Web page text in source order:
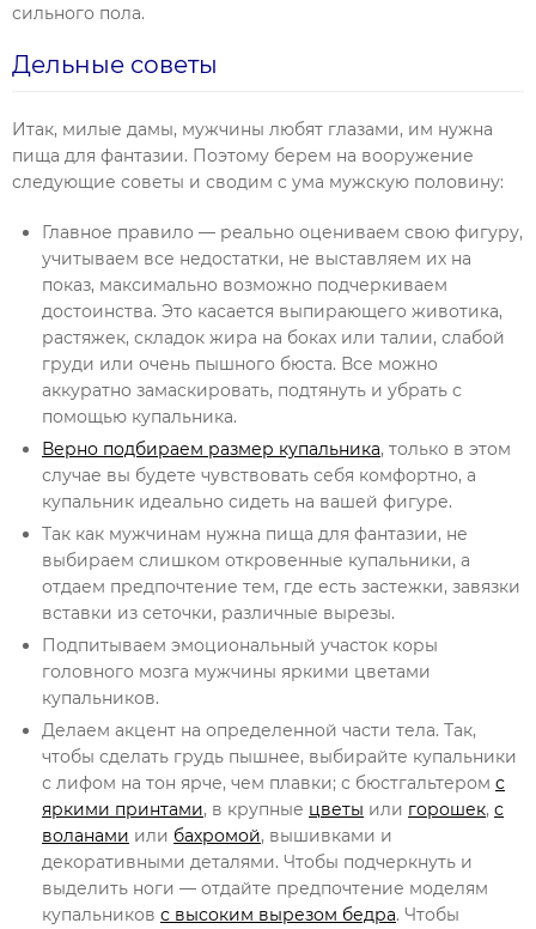
сильного пола.
Дельные советы
Итак, милые дамы, мужчины любят глазами, им нужна
пища для фантазии. Поэтому берем на вооружение
следующие советы и сводим с ума мужскую половину:
Главное правило — реально оцениваем свою фигуру,
учитываем все недостатки, не выставляем их на
показ, максимально возможно подчеркиваем
достоинства. Это касается выпирающего животика,
растяжек, складок жира на боках или талии, слабой
груди или очень пышного бюста. Все можно
аккуратно замаскировать, подтянуть и убрать с
помощью купальника.
Верно подбираем размер купальника, только в этом
случае вы будете чувствовать себя комфортно, а
купальник идеально сидеть на вашей фигуре.
Так как мужчинам нужна пища для фантазии, не
выбираем слишком откровенные купальники, а
отдаем предпочтение тем, где есть застежки, завязки
вставки из сеточки, различные вырезы.
Подпитываем эмоциональный участок коры
головного мозга мужчины яркими цветами
купальников.
Делаем акцент на определенной части тела. Так,
чтобы сделать грудь пышнее, выбирайте купальники
с лифом на тон ярче, чем плавки; с бюстгальтером с
яркими принтами, в крупные цветы или горошек, с
воланами или бахромой, вышивками и
декоративными деталями. Чтобы подчеркнуть и
выделить ноги — отдайте предпочтение моделям
купальников с высоким вырезом бедра. Чтобы